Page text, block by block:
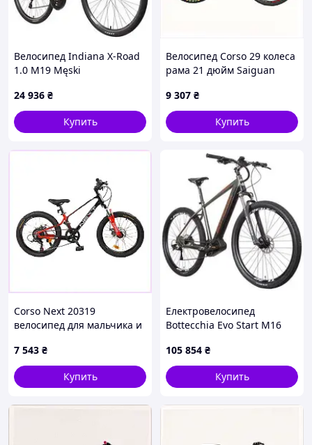
Велосипед Indiana X-Road
1.0 M19 Męski
24 936 ₴
Купить
Велосипед Corso 29 колеса
рама 21 дюйм Saiguan
9 307 ₴
Купить
Corso Next 20319
велосипед для мальчика и
9B028073B
7 543 ₴
Купить
Електровелосипед
Bottecchia Evo Start M16
105 854 ₴
Купить